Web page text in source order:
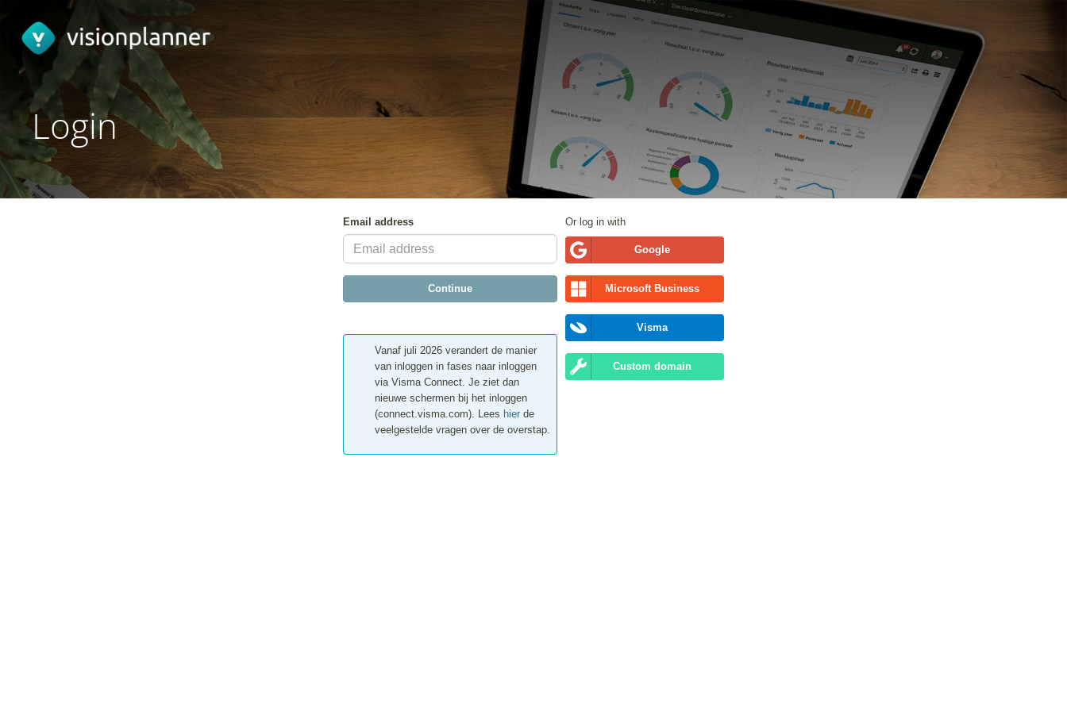
Login
Email address
Continue
Vanaf juli 2026 verandert de manier
van inloggen in fases naar inloggen
via Visma Connect. Je ziet dan
nieuwe schermen bij het inloggen
(connect.visma.com). Lees hier de
veelgestelde vragen over de overstap.
Or log in with
Google
Microsoft Business
Visma
Custom domain